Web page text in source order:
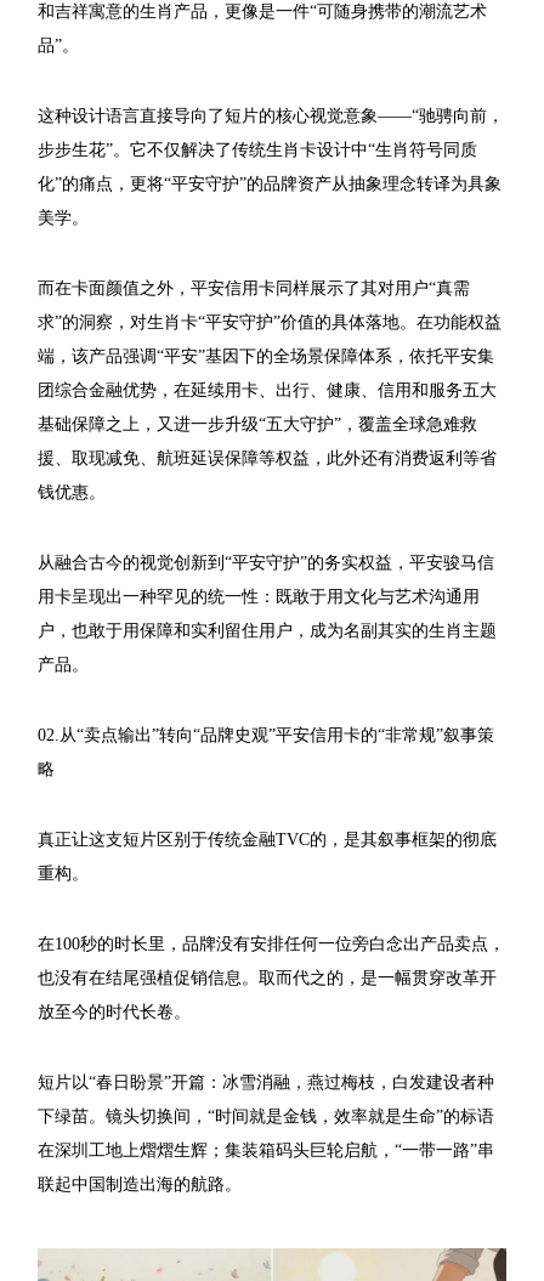
和吉祥寓意的生肖产品，更像是一件“可随身携带的潮流艺术
品”。
这种设计语言直接导向了短片的核心视觉意象——“驰骋向前，
步步生花”。它不仅解决了传统生肖卡设计中“生肖符号同质
化”的痛点，更将“平安守护”的品牌资产从抽象理念转译为具象
美学。
而在卡面颜值之外，平安信用卡同样展示了其对用户“真需
求”的洞察，对生肖卡“平安守护”价值的具体落地。在功能权益
端，该产品强调“平安”基因下的全场景保障体系，依托平安集
团综合金融优势，在延续用卡、出行、健康、信用和服务五大
基础保障之上，又进一步升级“五大守护”，覆盖全球急难救
援、取现减免、航班延误保障等权益，此外还有消费返利等省
钱优惠。
从融合古今的视觉创新到“平安守护”的务实权益，平安骏马信
用卡呈现出一种罕见的统一性：既敢于用文化与艺术沟通用
户，也敢于用保障和实利留住用户，成为名副其实的生肖主题
产品。
02.从“卖点输出”转向“品牌史观”平安信用卡的“非常规”叙事策
略
真正让这支短片区别于传统金融TVC的，是其叙事框架的彻底
重构。
在100秒的时长里，品牌没有安排任何一位旁白念出产品卖点，
也没有在结尾强植促销信息。取而代之的，是一幅贯穿改革开
放至今的时代长卷。
短片以“春日盼景”开篇：冰雪消融，燕过梅枝，白发建设者种
下绿苗。镜头切换间，“时间就是金钱，效率就是生命”的标语
在深圳工地上熠熠生辉；集装箱码头巨轮启航，“一带一路”串
联起中国制造出海的航路。